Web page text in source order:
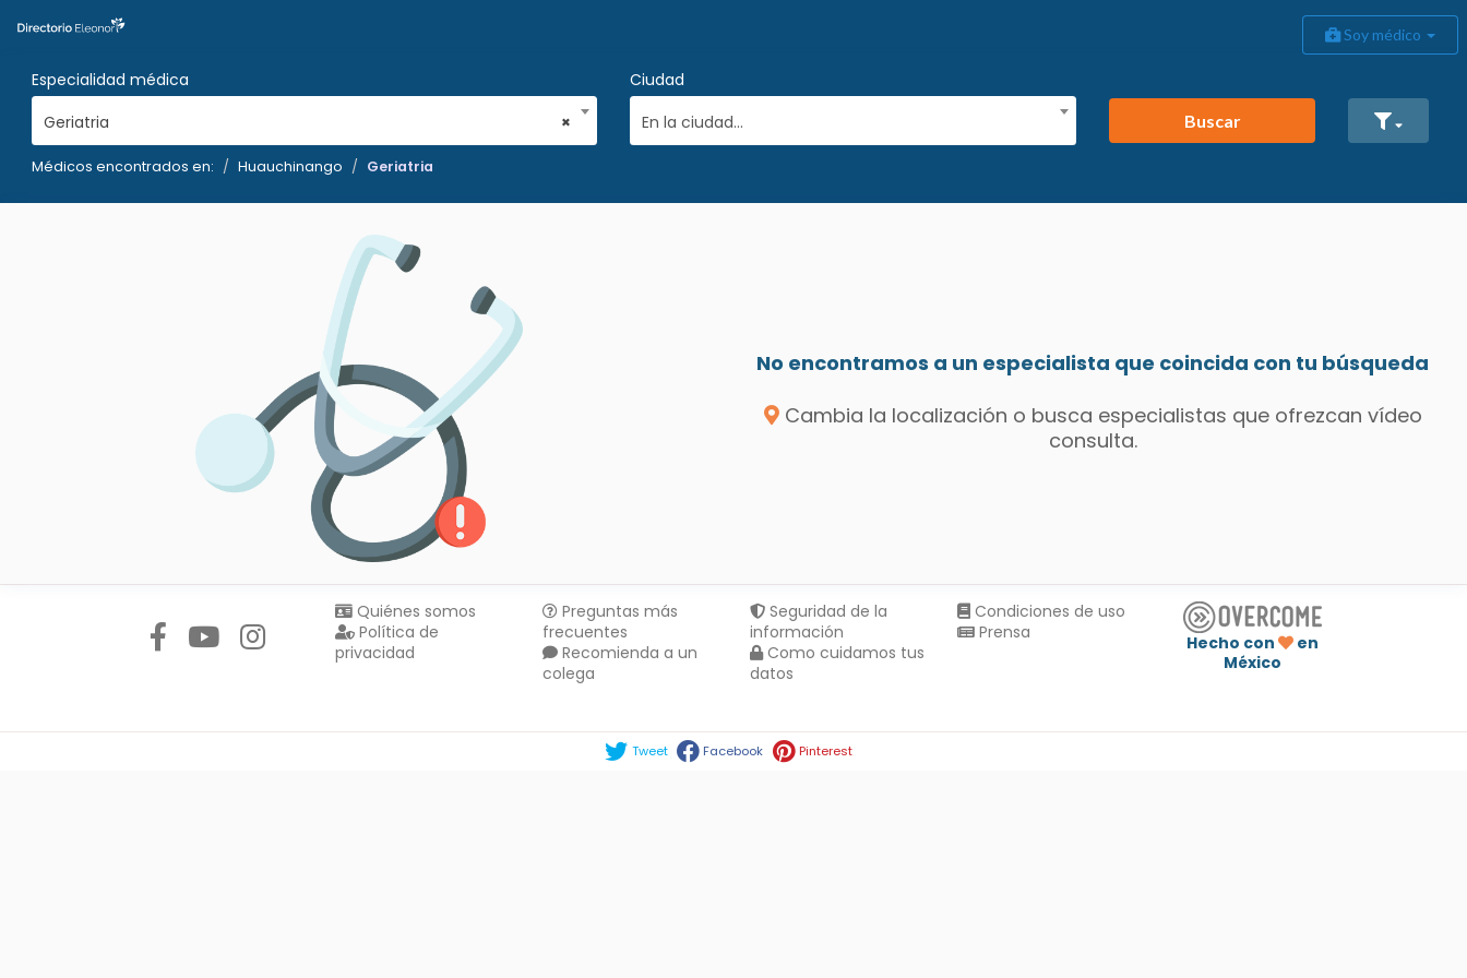
Soy médico
Especialidad médica
×
Geriatria
Ciudad
En la ciudad...
Buscar
Médicos encontrados en: Huauchinango Geriatria
No encontramos a un especialista que coincida con tu búsqueda
Cambia la localización o busca especialistas que ofrezcan vídeo
consulta.
Quiénes somos
Política de
privacidad
Preguntas más
frecuentes
Recomienda a un
colega
Seguridad de la
información
Como cuidamos tus
datos
Condiciones de uso
Prensa
Hecho con
en
México
Tweet Facebook Pinterest